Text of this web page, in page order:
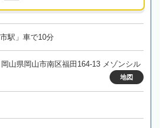
駅」車で10分
山県岡山市南区福田164-13 メゾンシル
地図